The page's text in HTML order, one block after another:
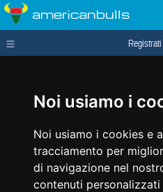
Noi usiamo i
Noi usiamo i cookies e
tracciamento per
di navigazione nel
contenuti
americanbulls
Registrati